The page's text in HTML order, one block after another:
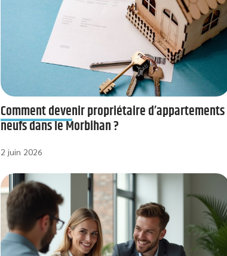
Comment devenir propriétaire d’appartements
neufs dans le Morbihan ?
2 juin 2026